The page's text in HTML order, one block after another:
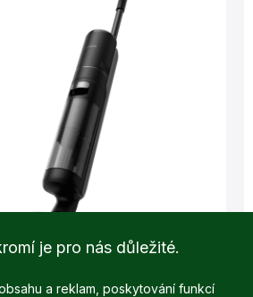
je pro nás důležité.
a reklam, poskytování funkcí